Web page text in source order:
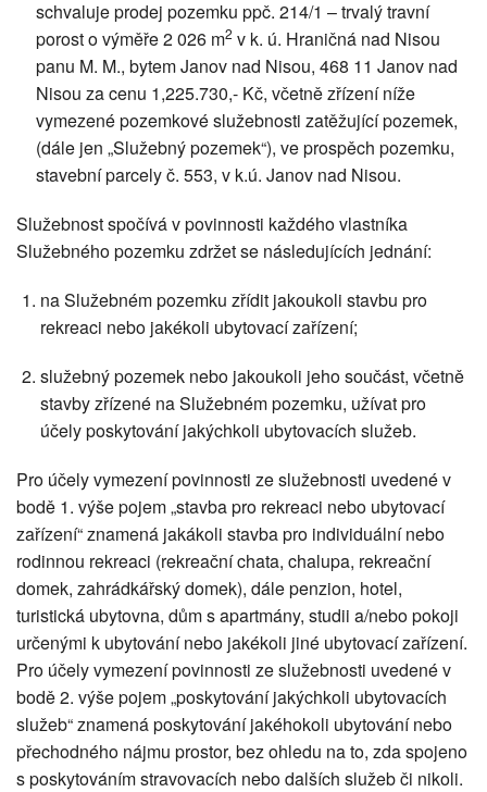
schvaluje prodej pozemku ppč. 214/1 – trvalý travní
porost o výměře 2 026 m2 v k. ú. Hraničná nad Nisou
panu M. M., bytem Janov nad Nisou, 468 11 Janov nad
Nisou za cenu 1,225.730,- Kč, včetně zřízení níže
vymezené pozemkové služebnosti zatěžující pozemek,
(dále jen „Služebný pozemek“), ve prospěch pozemku,
stavební parcely č. 553, v k.ú. Janov nad Nisou.
Služebnost spočívá v povinnosti každého vlastníka
Služebného pozemku zdržet se následujících jednání:
na Služebném pozemku zřídit jakoukoli stavbu pro
rekreaci nebo jakékoli ubytovací zařízení;
služebný pozemek nebo jakoukoli jeho součást, včetně
stavby zřízené na Služebném pozemku, užívat pro
účely poskytování jakýchkoli ubytovacích služeb.
Pro účely vymezení povinnosti ze služebnosti uvedené v
bodě 1. výše pojem „stavba pro rekreaci nebo ubytovací
zařízení“ znamená jakákoli stavba pro individuální nebo
rodinnou rekreaci (rekreační chata, chalupa, rekreační
domek, zahrádkářský domek), dále penzion, hotel,
turistická ubytovna, dům s apartmány, studii a/nebo pokoji
určenými k ubytování nebo jakékoli jiné ubytovací zařízení.
Pro účely vymezení povinnosti ze služebnosti uvedené v
bodě 2. výše pojem „poskytování jakýchkoli ubytovacích
služeb“ znamená poskytování jakéhokoli ubytování nebo
přechodného nájmu prostor, bez ohledu na to, zda spojeno
s poskytováním stravovacích nebo dalších služeb či nikoli.